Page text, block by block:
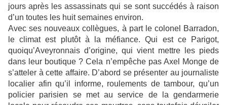
jours après les assassinats qui se sont succédés à raison
d’un toutes les huit semaines environ.
Avec ses nouveaux collègues, à part le colonel Barradon,
le climat est plutôt à la méfiance. Qui est ce Parigot,
quoiqu’Aveyronnais d’origine, qui vient mettre les pieds
dans leur boutique ? Cela n’empêche pas Axel Monge de
s’atteler à cette affaire. D’abord se présenter au journaliste
localier afin qu’il informe, roulements de tambour, qu’un
policier parisien se met au service de la gendarmerie